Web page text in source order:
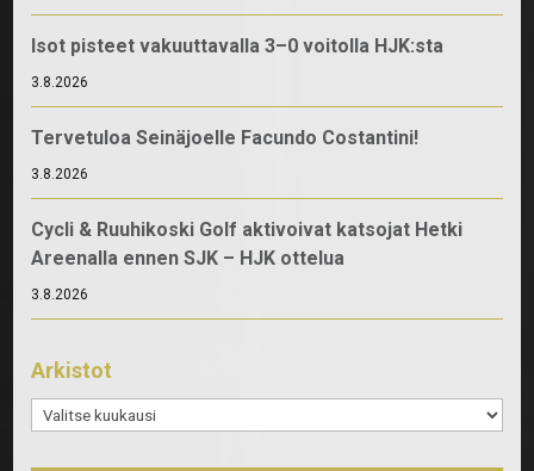
Isot pisteet vakuuttavalla 3–0 voitolla HJK:sta
3.8.2026
Tervetuloa Seinäjoelle Facundo Costantini!
3.8.2026
Cycli & Ruuhikoski Golf aktivoivat katsojat Hetki
Areenalla ennen SJK – HJK ottelua
3.8.2026
Arkistot
Arkistot